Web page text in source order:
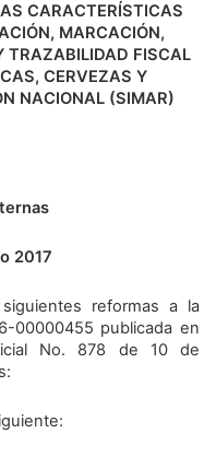
CARACTERÍSTICAS
MARCACIÓN,
TRAZABILIDAD FISCAL
CERVEZAS Y
NACIONAL (SIMAR)
2017
siguientes reformas a la
00000455 publicada en
No. 878 de 10 de